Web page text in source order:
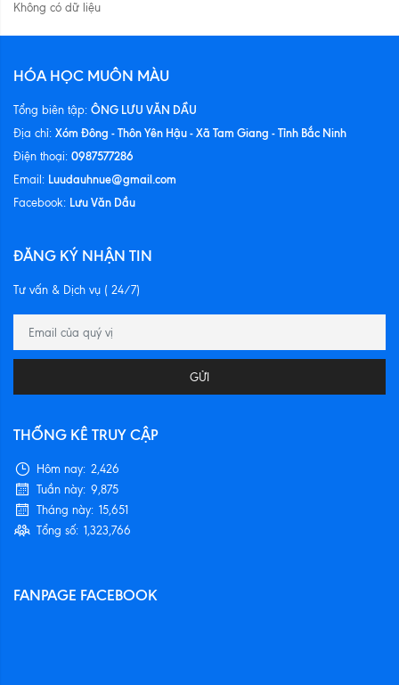
Không có dữ liệu
HÓA HỌC MUÔN MÀU
Tổng biên tập: ÔNG LƯU VĂN DẦU
Địa chỉ: Xóm Đông - Thôn Yên Hậu - Xã Tam Giang - Tỉnh Bắc Ninh
Điện thoại: 0987577286
Email: Luudauhnue@gmail.com
Facebook: Lưu Văn Dầu
ĐĂNG KÝ NHẬN TIN
Tư vấn & Dịch vụ ( 24/7)
GỬI
THỐNG KÊ TRUY CẬP
Hôm nay: 2,426
Tuần này: 9,875
Tháng này: 15,651
Tổng số: 1,323,766
FANPAGE FACEBOOK